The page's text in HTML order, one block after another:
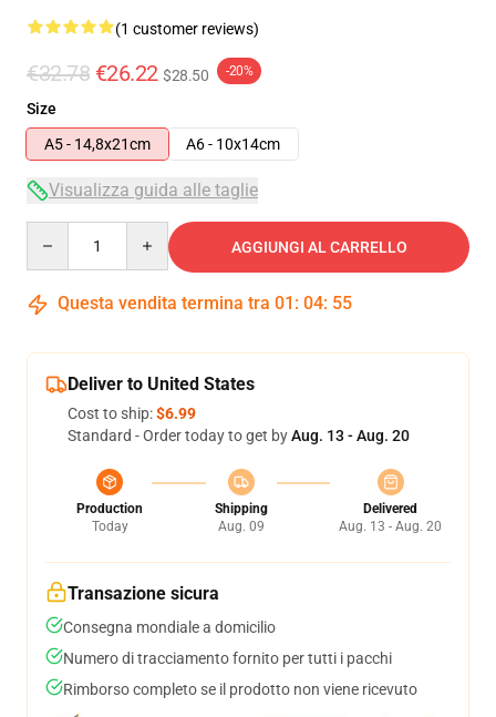
(1 customer reviews)
€32.78 €26.22 $28.50 -20%
Size
A5 - 14,8x21cm
A6 - 10x14cm
Visualizza guida alle taglie
AGGIUNGI AL CARRELLO
Questa vendita termina tra 01 : 04: 55
Deliver to United States
Cost to ship:$6.99
Standard - Order today to get byAug. 13 - Aug. 20
Production
Today
Shipping
Aug. 09
Delivered
Aug. 13 - Aug. 20
Transazione sicura
Consegna mondiale a domicilio
Numero di tracciamento fornito per tutti i pacchi
Rimborso completo se il prodotto non viene ricevuto